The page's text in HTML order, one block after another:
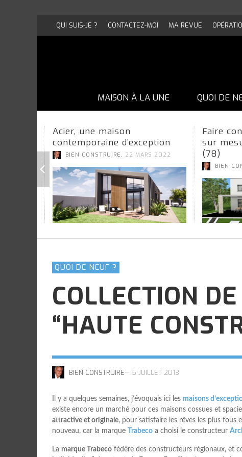
QUI SUIS-JE ? CONTACTEZ-MOI MA REVUE
MAISON À LA UNE
UNE MAISON EN BRIQUE PAS COMME
LES AUTRES
QUOI DE
UNE MAISON EN BRIQUE PAS COMME
LES AUTRES
UNE MAISON EN BRIQUE PAS COMME
LES AUTRES
PASSIVE
UNE MAISON EN BRIQUE PAS COMME
LES AUTRES
Acier, une maison
contemporaine d’exception
BIEN CONSTRUIRE , 22 MARS 2022
Faire
sur
(78)
BIEN
QUOI DE NEUF ?
COLLECTION
“HAUTE
BIEN CONSTRUIRE— 5 JUILLET 2013
Il y a quelques semaines, j’évoquais ici les maisons
existe encore un marché pour ces maisons cossues et
attractive et originale, pour satisfaire les rêves les plus fous
nouveau, car la marque
Trabeco a choisi le constructeur
La marque Trabeco fédère des constructeurs régionaux, et